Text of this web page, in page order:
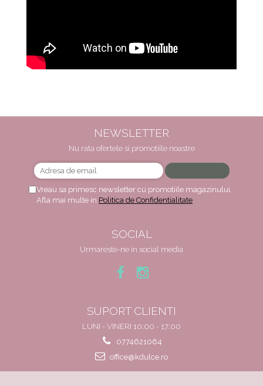
NEWSLETTER
Nu rata ofertele si promotiile noastre
Vreau sa primesc newsletter cu promotiile magazinului.
Afla mai multe in Politica de Confidentialitate
SOCIAL
Urmareste-ne in social media
SUPORT CLIENTI
LUNI - VINERI 10:00 - 17:00
0774621064
office@kdulce.ro